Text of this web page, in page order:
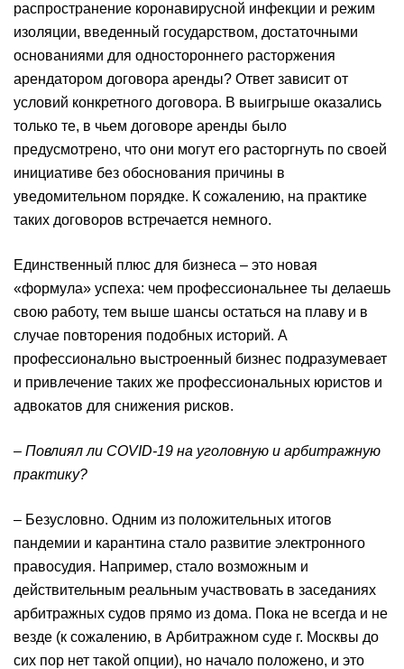
распространение коронавирусной инфекции и режим
изоляции, введенный государством, достаточными
основаниями для одностороннего расторжения
арендатором договора аренды? Ответ зависит от
условий конкретного договора. В выигрыше оказались
только те, в чьем договоре аренды было
предусмотрено, что они могут его расторгнуть по своей
инициативе без обоснования причины в
уведомительном порядке. К сожалению, на практике
таких договоров встречается немного.
Единственный плюс для бизнеса – это новая
«формула» успеха: чем профессиональнее ты делаешь
свою работу, тем выше шансы остаться на плаву и в
случае повторения подобных историй. А
профессионально выстроенный бизнес подразумевает
и привлечение таких же профессиональных юристов и
адвокатов для снижения рисков.
– Повлиял ли COVID-19 на уголовную и арбитражную
практику?
– Безусловно. Одним из положительных итогов
пандемии и карантина стало развитие электронного
правосудия. Например, стало возможным и
действительным реальным участвовать в заседаниях
арбитражных судов прямо из дома. Пока не всегда и не
везде (к сожалению, в Арбитражном суде г. Москвы до
сих пор нет такой опции), но начало положено, и это